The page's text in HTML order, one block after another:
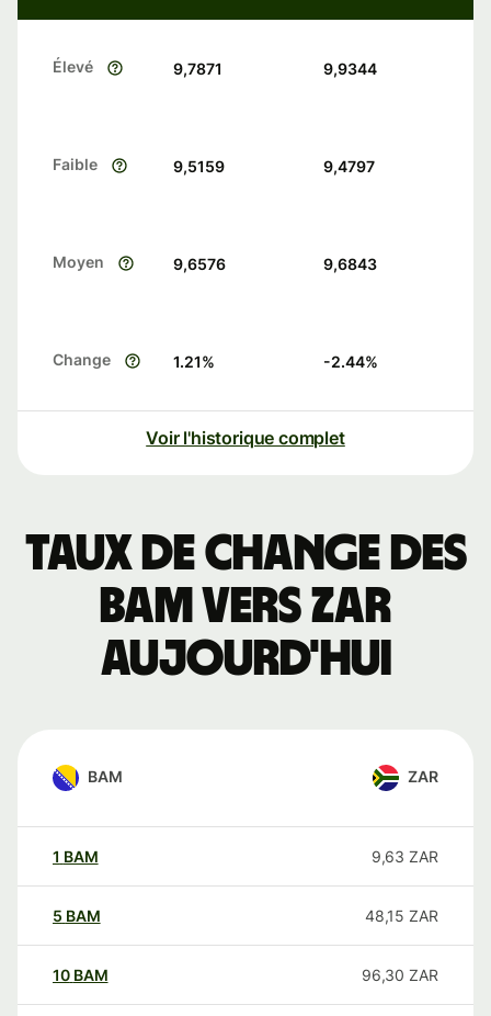
Élevé 9,7871 9,9344
Faible 9,5159 9,4797
Moyen 9,6576 9,6843
Change 1.21% -2.44%
Voir l'historique complet
Taux de change des
BAM vers ZAR
aujourd'hui
BAM ZAR
1 BAM 9,63 ZAR
5 BAM 48,15 ZAR
10 BAM 96,30 ZAR